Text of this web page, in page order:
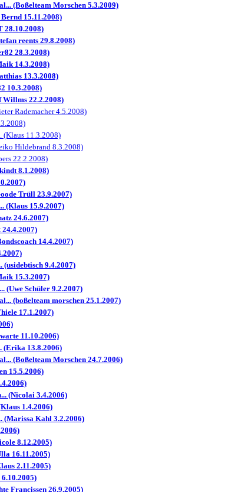
(Boßelteam Morschen 5.3.2009)
15.11.2008)
28.10.2008)
reents 29.8.2008)
28.3.2008)
14.3.2008)
13.3.2008)
10.3.2008)
Willms 22.2.2008)
Rademacher 4.5.2008)
(Klaus 11.3.2008)
Hildebrand 8.3.2008)
22.2.2008)
8.1.2008)
Trüll 23.9.2007)
(Klaus 15.9.2007)
24.6.2007)
24.4.2007)
14.4.2007)
9.4.2007)
15.3.2007)
(Uwe Schüler 9.2.2007)
(boßelteam morschen 25.1.2007)
17.1.2007)
11.10.2006)
(Erika 13.8.2006)
(Boßelteam Morschen 24.7.2006)
15.5.2006)
(Nicolai 3.4.2006)
1.4.2006)
(Marissa Kahl 3.2.2006)
8.12.2005)
16.11.2005)
2.11.2005)
Francissen 26.9.2005)